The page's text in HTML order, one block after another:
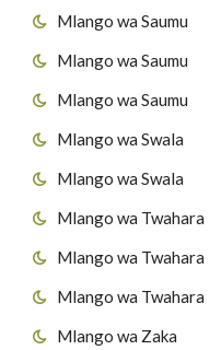
Mlango wa Saumu
Mlango wa Saumu
Mlango wa Saumu
Mlango wa Swala
Mlango wa Swala
Mlango wa Twahara
Mlango wa Twahara
Mlango wa Twahara
Mlango wa Zaka